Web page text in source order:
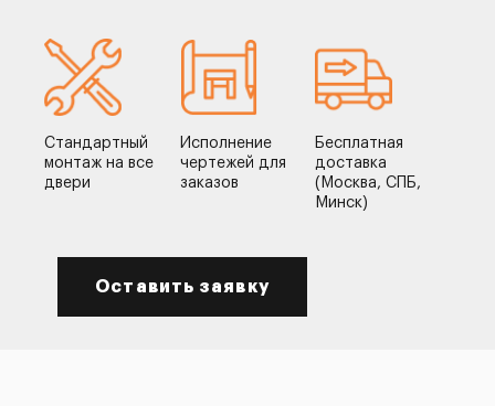
Стандартный
монтаж на все
двери
Исполнение
чертежей для
заказов
Бесплатная
доставка
(Москва, СПБ,
Минск)
Оставить заявку